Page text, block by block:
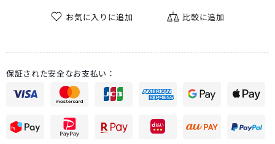
お気に入りに追加 比較に追加
保証された安全なお支払い：